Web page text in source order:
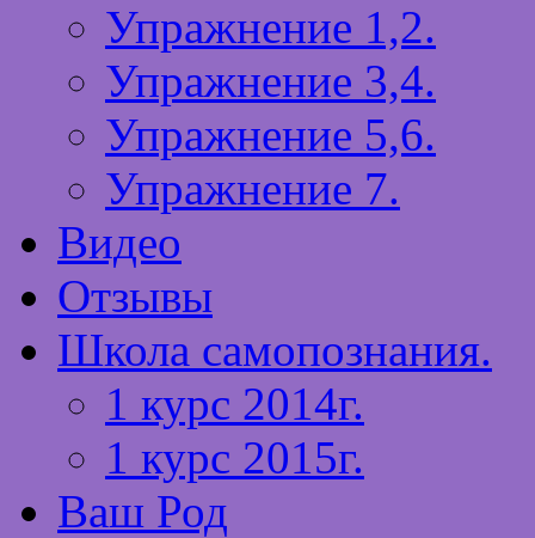
Упражнение 1,2.
Упражнение 3,4.
Упражнение 5,6.
Упражнение 7.
Видео
Отзывы
Школа самопознания.
1 курс 2014г.
1 курс 2015г.
Ваш Род